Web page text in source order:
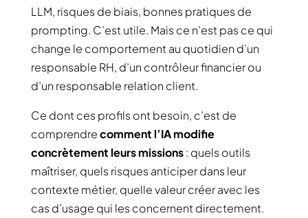
LLM, risques de biais, bonnes pratiques de
prompting. C’est utile. Mais ce n’est pas ce qui
change le comportement au quotidien d’un
responsable RH, d’un contrôleur financier ou
d’un responsable relation client.
Ce dont ces profils ont besoin, c’est de
comprendrecomment l’IA modifie
concrètement leurs missions: quels outils
maîtriser, quels risques anticiper dans leur
contexte métier, quelle valeur créer avec les
cas d’usage qui les concernent directement.